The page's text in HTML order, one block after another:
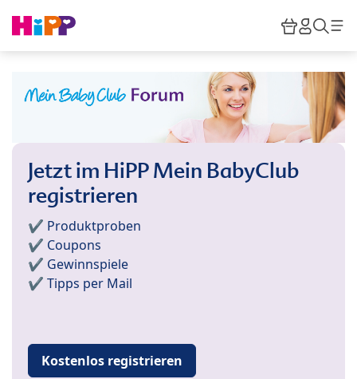
HiPP
Jetzt im HiPP Mein BabyClub
registrieren
✔️ Produktproben
✔️ Coupons
✔️ Gewinnspiele
✔️ Tipps per Mail
Kostenlos registrieren